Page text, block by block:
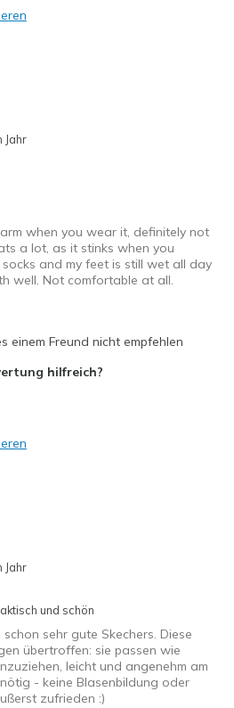
Shoes
Jahr
when you wear it, definitely not
a lot, as it stinks when you
and my feet is still wet all day
well. Not comfortable at all.
einem Freund nicht empfehlen
hilfreich?
Jahr
und schön
sehr gute Skechers. Diese
übertroffen: sie passen wie
leicht und angenehm am
- keine Blasenbildung oder
zufrieden :)